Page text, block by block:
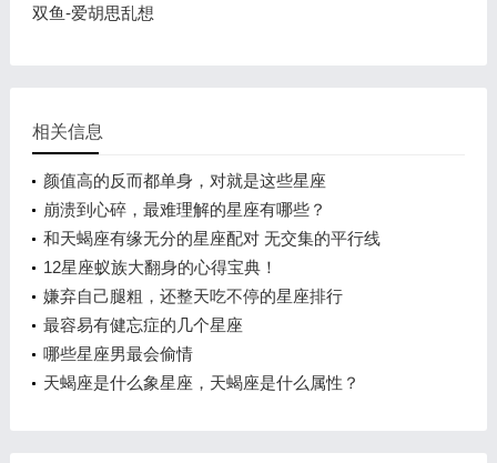
双鱼-爱胡思乱想
相关信息
颜值高的反而都单身，对就是这些星座
崩溃到心碎，最难理解的星座有哪些？
和天蝎座有缘无分的星座配对 无交集的平行线
12星座蚁族大翻身的心得宝典！
嫌弃自己腿粗，还整天吃不停的星座排行
最容易有健忘症的几个星座
哪些星座男最会偷情
天蝎座是什么象星座，天蝎座是什么属性？